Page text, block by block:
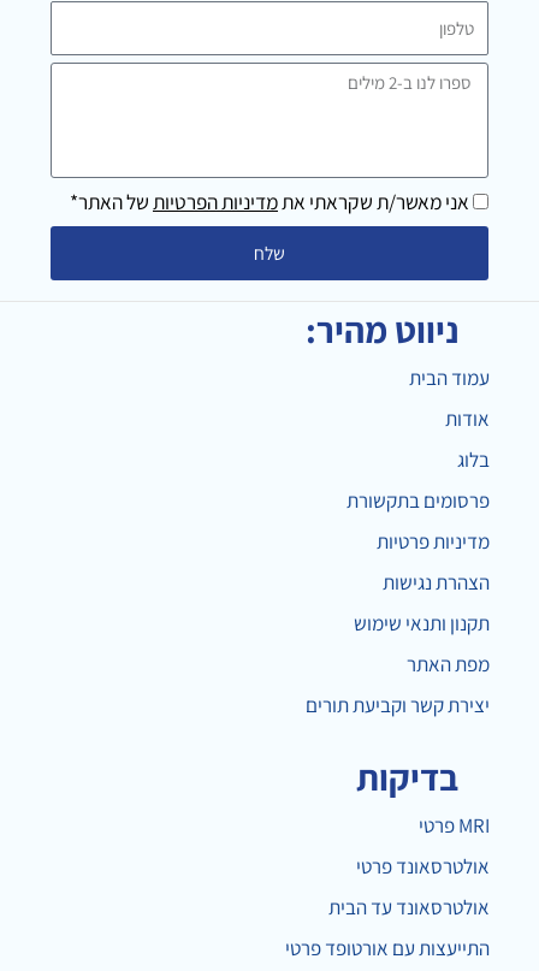
טלפון
ספרו
מילים
אני מאשר/ת שקראתי אתמדיניות הפרטיותשל האתר*
שלח
ניווט מהיר:
עמוד הבית
אודות
בלוג
פרסומים בתקשורת
מדיניות פרטיות
הצהרת נגישות
תקנון ותנאי שימוש
מפת האתר
יצירת קשר וקביעת תורים
בדיקות
MRI פרטי
אולטרסאונד פרטי
אולטרסאונד עד הבית
התייעצות עם אורטופד פרטי